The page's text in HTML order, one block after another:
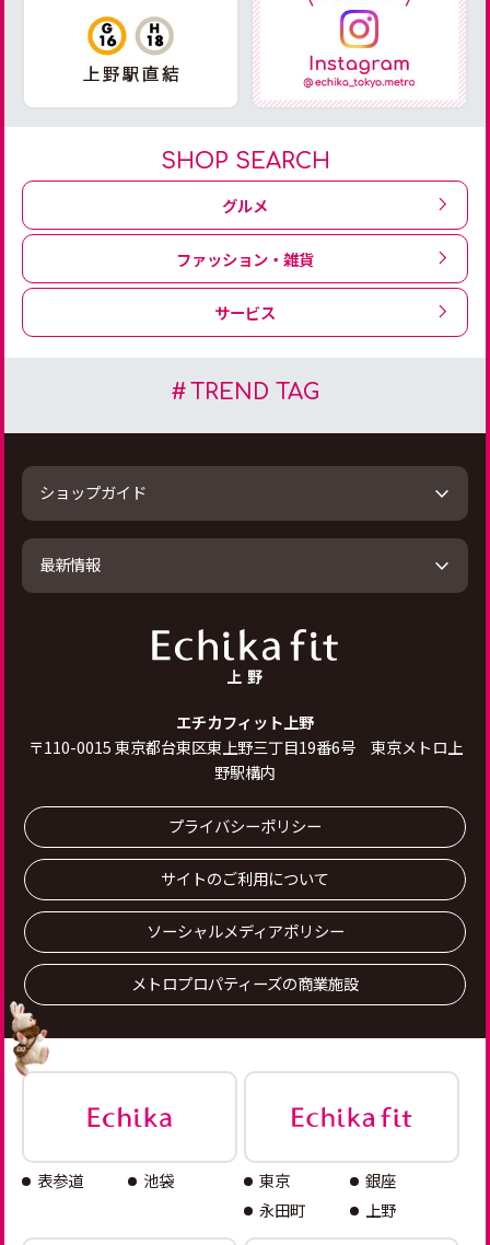
SHOP SEARCH
グルメ
ファッション・雑貨
サービス
TREND TAG
ショップガイド
最新情報
エチカフィット上野
〒110-0015東京都台東区東上野三丁目19番6号 東京メトロ上
野駅構内
プライバシーポリシー
サイトのご利用について
ソーシャルメディアポリシー
メトロプロパティーズの商業施設
表参道 池袋 東京
銀座
永田町
上野